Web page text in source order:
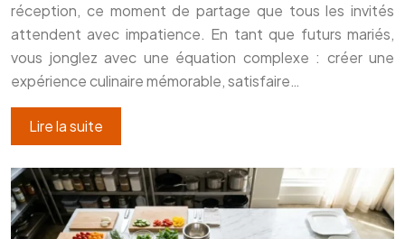
réception, ce moment de partage que tous les invités
attendent avec impatience. En tant que futurs mariés,
vous jonglez avec une équation complexe : créer une
expérience culinaire mémorable, satisfaire…
Lire la suite